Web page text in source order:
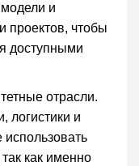
и
проектов, чтобы
доступными
отрасли.
логистики и
использовать
как именно